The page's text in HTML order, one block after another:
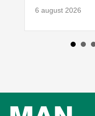
6 august 2026